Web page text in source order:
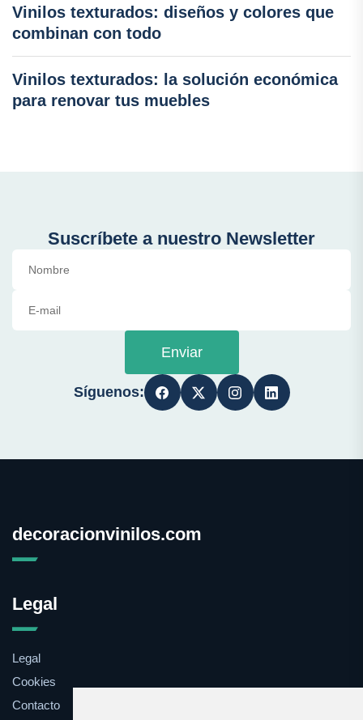
Vinilos texturados: diseños y colores que
combinan con todo
Vinilos texturados: la solución económica
para renovar tus muebles
Suscríbete a nuestro Newsletter
Enviar
Síguenos:
decoracionvinilos.com
Legal
Legal
Cookies
Contacto